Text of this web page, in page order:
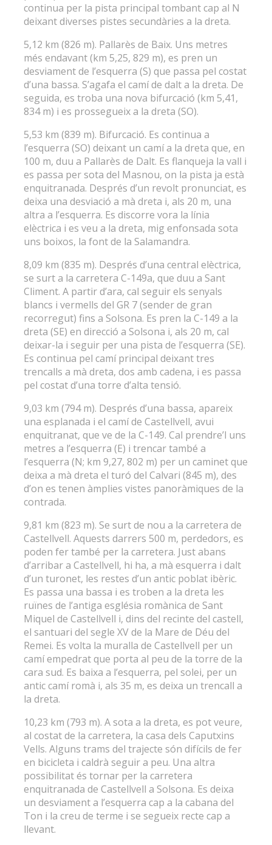
continua per la pista principal tombant cap al N
deixant diverses pistes secundàries a la dreta.
5,12 km (826 m). Pallarès de Baix. Uns metres
més endavant (km 5,25, 829 m), es pren un
desviament de l’esquerra (S) que passa pel costat
d’una bassa. S’agafa el camí de dalt a la dreta. De
seguida, es troba una nova bifurcació (km 5,41,
834 m) i es prossegueix a la dreta (SO).
5,53 km (839 m). Bifurcació. Es continua a
l’esquerra (SO) deixant un camí a la dreta que, en
100 m, duu a Pallarès de Dalt. Es flanqueja la vall i
es passa per sota del Masnou, on la pista ja està
enquitranada. Després d’un revolt pronunciat, es
deixa una desviació a mà dreta i, als 20 m, una
altra a l’esquerra. Es discorre vora la línia
elèctrica i es veu a la dreta, mig enfonsada sota
uns boixos, la font de la Salamandra.
8,09 km (835 m). Després d’una central elèctrica,
se surt a la carretera C-149a, que duu a Sant
Climent. A partir d’ara, cal seguir els senyals
blancs i vermells del GR 7 (sender de gran
recorregut) fins a Solsona. Es pren la C-149 a la
dreta (SE) en direcció a Solsona i, als 20 m, cal
deixar-la i seguir per una pista de l’esquerra (SE).
Es continua pel camí principal deixant tres
trencalls a mà dreta, dos amb cadena, i es passa
pel costat d’una torre d’alta tensió.
9,03 km (794 m). Després d’una bassa, apareix
una esplanada i el camí de Castellvell, avui
enquitranat, que ve de la C-149. Cal prendre’l uns
metres a l’esquerra (E) i trencar també a
l’esquerra (N; km 9,27, 802 m) per un caminet que
deixa a mà dreta el turó del Calvari (845 m), des
d’on es tenen àmplies vistes panoràmiques de la
contrada.
9,81 km (823 m). Se surt de nou a la carretera de
Castellvell. Aquests darrers 500 m, perdedors, es
poden fer també per la carretera. Just abans
d’arribar a Castellvell, hi ha, a mà esquerra i dalt
d’un turonet, les restes d’un antic poblat ibèric.
Es passa una bassa i es troben a la dreta les
ruïnes de l’antiga església romànica de Sant
Miquel de Castellvell i, dins del recinte del castell,
el santuari del segle XV de la Mare de Déu del
Remei. Es volta la muralla de Castellvell per un
camí empedrat que porta al peu de la torre de la
cara sud. Es baixa a l’esquerra, pel solei, per un
antic camí romà i, als 35 m, es deixa un trencall a
la dreta.
10,23 km (793 m). A sota a la dreta, es pot veure,
al costat de la carretera, la casa dels Caputxins
Vells. Alguns trams del trajecte són difícils de fer
en bicicleta i caldrà seguir a peu. Una altra
possibilitat és tornar per la carretera
enquitranada de Castellvell a Solsona. Es deixa
un desviament a l’esquerra cap a la cabana del
Ton i la creu de terme i se segueix recte cap a
llevant.